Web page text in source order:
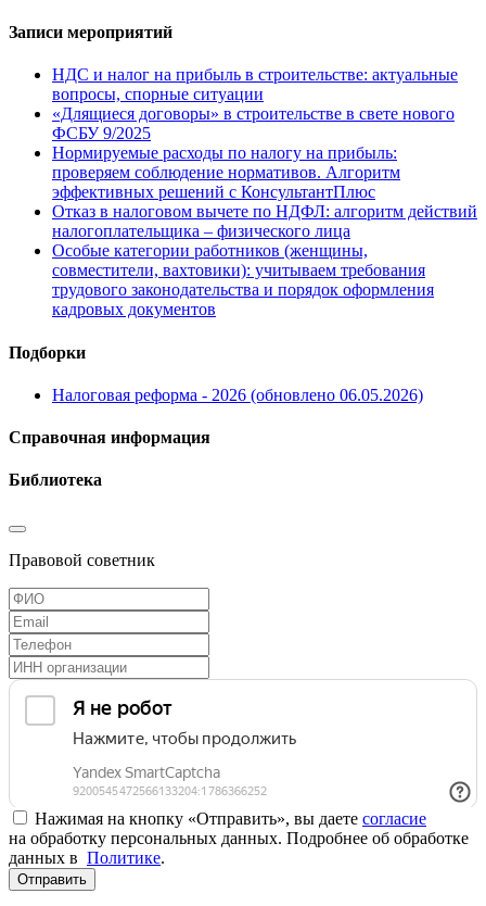
Записи мероприятий
НДС и налог на прибыль в строительстве: актуальные
вопросы, спорные ситуации
«Длящиеся договоры» в строительстве в свете нового
ФСБУ 9/2025
Нормируемые расходы по налогу на прибыль:
проверяем соблюдение нормативов. Алгоритм
эффективных решений с КонсультантПлюс
Отказ в налоговом вычете по НДФЛ: алгоритм действий
налогоплательщика – физического лица
Особые категории работников (женщины,
совместители, вахтовики): учитываем требования
трудового законодательства и порядок оформления
кадровых документов
Подборки
Налоговая реформа - 2026 (обновлено 06.05.2026)
Справочная информация
Библиотека
Правовой советник
Нажимая на кнопку «Отправить», вы даете согласие
на обработку персональных данных. Подробнее об обработке
данных в Политике.
Отправить